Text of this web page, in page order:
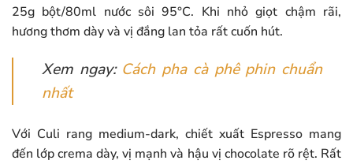
25g bột/80ml nước sôi 95°C. Khi nhỏ giọt chậm rãi,
hương thơm dày và vị đắng lan tỏa rất cuốn hút.
Xem ngay: Cách pha cà phê phin chuẩn
nhất
Với Culi rang medium-dark, chiết xuất Espresso mang
đến lớp crema dày, vị mạnh và hậu vị chocolate rõ rệt. Rất